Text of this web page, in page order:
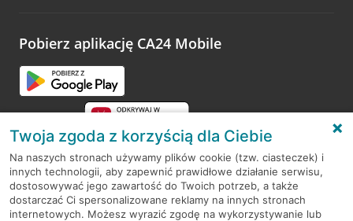
opinie.
Pobierz aplikację CA24 Mobile
RODO
Regulamin serwisu
Twoja zgoda z korzyścią dla Ciebie
Na naszych stronach używamy plików cookie (tzw. ciasteczek) i
innych technologii, aby zapewnić prawidłowe działanie serwisu,
dostosowywać jego zawartość do Twoich potrzeb, a także
dostarczać Ci spersonalizowane reklamy na innych stronach
internetowych. Możesz wyrazić zgodę na wykorzystywanie lub